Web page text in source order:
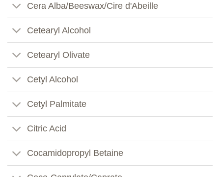
Cera Alba/Beeswax/Cire d'Abeille
Cetearyl Alcohol
Cetearyl Olivate
Cetyl Alcohol
Cetyl Palmitate
Citric Acid
Cocamidopropyl Betaine